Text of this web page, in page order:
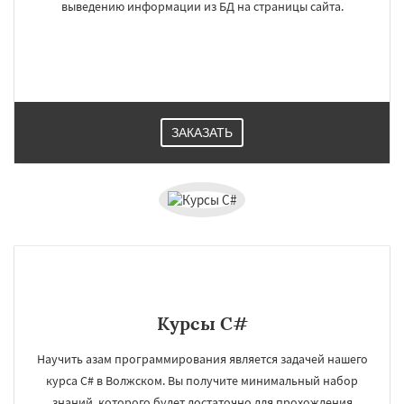
регионам
выведению информации из БД на страницы сайта.
ЗАКАЗАТЬ
Курсы C#
Научить азам программирования является задачей нашего
курса C# в Волжском. Вы получите минимальный набор